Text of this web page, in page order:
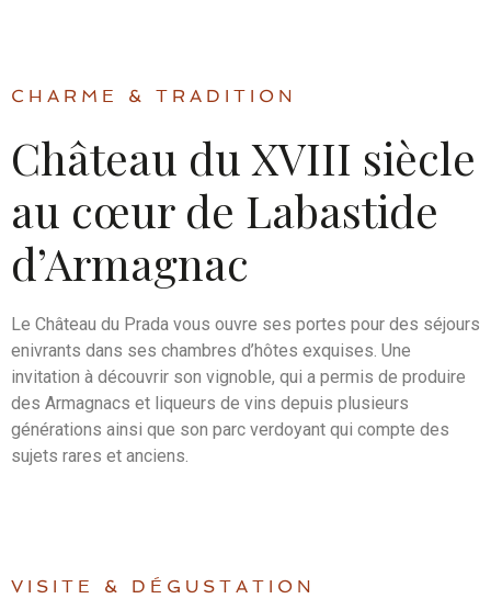
CHARME & TRADITION
Château du XVIII siècle
au cœur de Labastide
d’Armagnac
Le Château du Prada vous ouvre ses portes pour des séjours
enivrants dans ses chambres d’hôtes exquises. Une
invitation à découvrir son vignoble, qui a permis de produire
des Armagnacs et liqueurs de vins depuis plusieurs
générations ainsi que son parc verdoyant qui compte des
sujets rares et anciens.
VISITE & DÉGUSTATION